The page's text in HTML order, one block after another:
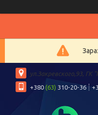
ул.Закревского,93, ГК
+380 (63) 310-20-36